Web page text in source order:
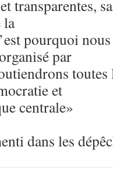
transparentes,
la
pourquoi
par
et
centrale»
dans les